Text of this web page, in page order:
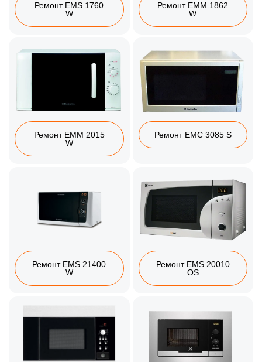
Ремонт EMS 1760
W
Ремонт EMM 1862
W
Ремонт EMM 2015
W
Ремонт EMC 3085 S
Ремонт EMS 21400
W
Ремонт EMS 20010
OS